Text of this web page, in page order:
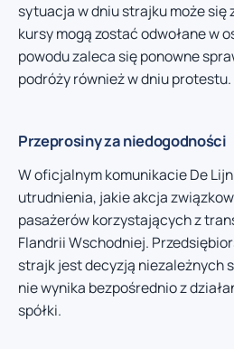
sytuacja w dniu strajku może się
kursy mogą zostać odwołane w
powodu zaleca się ponowne
podróży również w dniu protestu.
Przeprosiny za niedogodności
W oficjalnym komunikacie De
utrudnienia, jakie akcja
pasażerów korzystających z
Flandrii Wschodniej.
strajk jest decyzją niezależnych
nie wynika bezpośrednio z
spółki.